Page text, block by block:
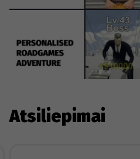
Atsiliepimai